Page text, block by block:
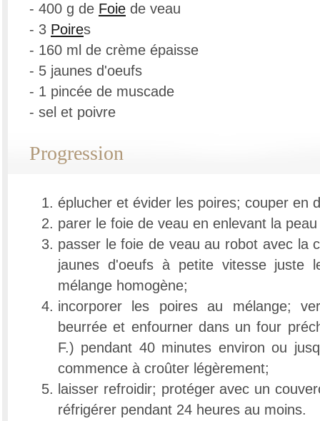
- 400 g de Foie de veau
- 3 Poires
- 160 ml de crème épaisse
- 5 jaunes d'oeufs
- 1 pincée de muscade
- sel et poivre
Progression
éplucher et évider les poires; couper en
parer le foie de veau en enlevant la
passer le foie de veau au robot avec la
jaunes d'oeufs à petite vitesse juste
mélange homogène;
incorporer les poires au mélange;
beurrée et enfourner dans un four
F.) pendant 40 minutes environ ou
commence à croûter légèrement;
laisser refroidir; protéger avec un
réfrigérer pendant 24 heures au moins.